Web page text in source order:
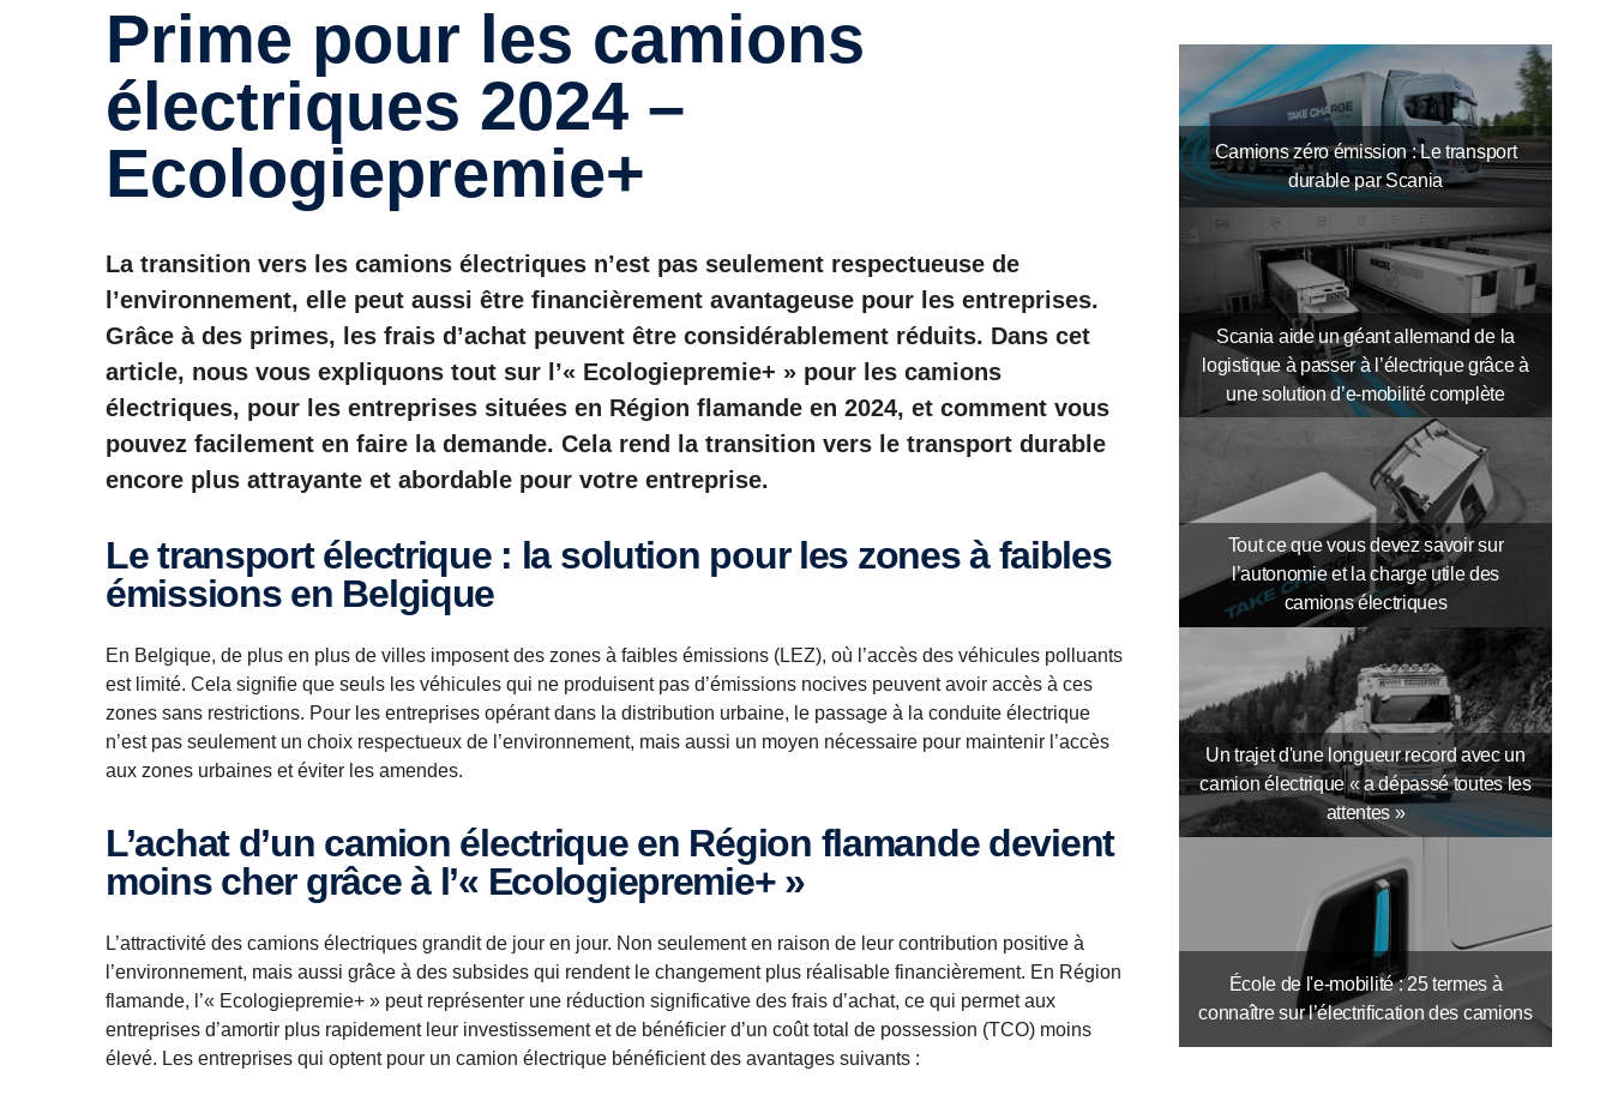
Prime pour les camions
électriques 2024 –
Ecologiepremie+
La transition vers les camions électriques n’est pas seulement respectueuse de
l’environnement, elle peut aussi être financièrement avantageuse pour les entreprises.
Grâce à des primes, les frais d’achat peuvent être considérablement réduits. Dans cet
article, nous vous expliquons tout sur l’« Ecologiepremie+ » pour les camions
électriques, pour les entreprises situées en Région flamande en 2024, et comment vous
pouvez facilement en faire la demande. Cela rend la transition vers le transport durable
encore plus attrayante et abordable pour votre entreprise.
Le transport électrique : la solution pour les zones à faibles
émissions en Belgique
En Belgique, de plus en plus de villes imposent des zones à faibles émissions (LEZ), où l’accès des véhicules polluants
est limité. Cela signifie que seuls les véhicules qui ne produisent pas d’émissions nocives peuvent avoir accès à ces
zones sans restrictions. Pour les entreprises opérant dans la distribution urbaine, le passage à la conduite électrique
n’est pas seulement un choix respectueux de l’environnement, mais aussi un moyen nécessaire pour maintenir l’accès
aux zones urbaines et éviter les amendes.
L’achat d’un camion électrique en Région flamande devient
moins cher grâce à l’« Ecologiepremie+ »
L’attractivité des camions électriques grandit de jour en jour. Non seulement en raison de leur contribution positive à
l’environnement, mais aussi grâce à des subsides qui rendent le changement plus réalisable financièrement. En Région
flamande, l’« Ecologiepremie+ » peut représenter une réduction significative des frais d’achat, ce qui permet aux
entreprises d’amortir plus rapidement leur investissement et de bénéficier d’un coût total de possession (TCO) moins
élevé. Les entreprises qui optent pour un camion électrique bénéficient des avantages suivants :
Camions zéro émission : Le transport
durable par Scania
Scania aide un géant allemand de la
logistique à passer à l’électrique grâce à
une solution d’e-mobilité complète
Tout ce que vous devez savoir sur
l’autonomie et la charge utile des
camions électriques
Un trajet d'une longueur record avec un
camion électrique « a dépassé toutes les
attentes »
École de l'e-mobilité : 25 termes à
connaître sur l’électrification des camions